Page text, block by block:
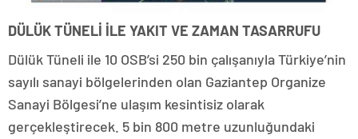
DÜLÜK TÜNELİ İLE YAKIT VE ZAMAN TASARRUFU
Dülük Tüneli ile 10 OSB’si 250 bin çalışanıyla Türkiye’nin
sayılı sanayi bölgelerinden olan Gaziantep Organize
Sanayi Bölgesi’ne ulaşım kesintisiz olarak
gerçekleştirecek. 5 bin 800 metre uzunluğundaki